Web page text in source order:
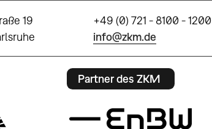
19
+49 (0) 721 - 8100 - 1200
info@zkm.de
Partner des ZKM